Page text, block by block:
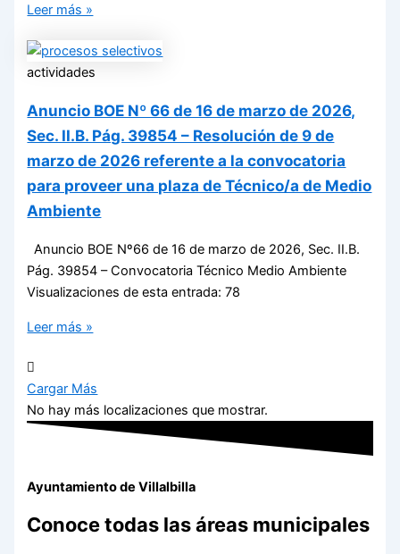
Leer más »
actividades
Anuncio BOE Nº 66 de 16 de marzo de 2026,
Sec. II.B. Pág. 39854 – Resolución de 9 de
marzo de 2026 referente a la convocatoria
para proveer una plaza de Técnico/a de Medio
Ambiente
Anuncio BOE Nº66 de 16 de marzo de 2026, Sec. II.B.
Pág. 39854 – Convocatoria Técnico Medio Ambiente
Visualizaciones de esta entrada: 78
Leer más »
Cargar Más
No hay más localizaciones que mostrar.
Ayuntamiento de Villalbilla
Conoce todas las áreas municipales